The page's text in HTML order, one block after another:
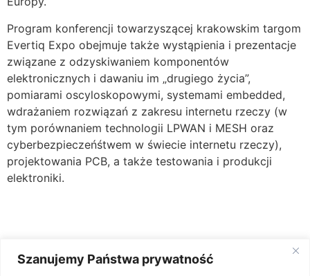
Szanujemy Państwa prywatność
Program konferencji towarzyszącej krakowskim targom
Evertiq Expo obejmuje także wystąpienia i prezentacje
związane z odzyskiwaniem komponentów
elektronicznych i dawaniu im „drugiego życia”,
pomiarami oscyloskopowymi, systemami embedded,
wdrażaniem rozwiązań z zakresu internetu rzeczy (w
tym porównaniem technologii LPWAN i MESH oraz
cyberbezpieczeńśtwem w świecie internetu rzeczy),
projektowania PCB, a także testowania i produkcji
elektroniki.
Źródło: Evertiq Expo